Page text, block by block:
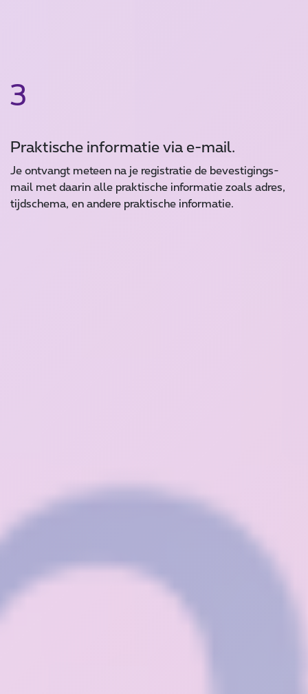
3
Praktische informatie via e-mail.
Je ontvangt meteen na je registratie de bevestigings-
mail met daarin alle praktische informatie zoals adres,
tijdschema, en andere praktische informatie.